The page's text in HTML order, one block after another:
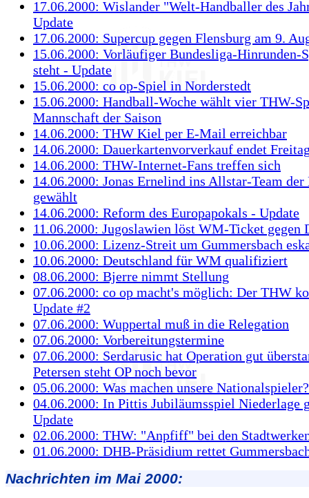
17.06.2000: Wislander "Welt-Handballer des
Update
17.06.2000: Supercup gegen Flensburg am 9.
15.06.2000: Vorläufiger Bundesliga-Hinrunden-
steht - Update
15.06.2000: co op-Spiel in Norderstedt
15.06.2000: Handball-Woche wählt vier THW-
Mannschaft der Saison
14.06.2000: THW Kiel per E-Mail erreichbar
14.06.2000: Dauerkartenvorverkauf endet
14.06.2000: THW-Internet-Fans treffen sich
14.06.2000: Jonas Ernelind ins Allstar-Team
gewählt
14.06.2000: Reform des Europapokals - Update
11.06.2000: Jugoslawien löst WM-Ticket gegen
10.06.2000: Lizenz-Streit um Gummersbach
10.06.2000: Deutschland für WM qualifiziert
08.06.2000: Bjerre nimmt Stellung
07.06.2000: co op macht's möglich: Der THW
Update #2
07.06.2000: Wuppertal muß in die Relegation
07.06.2000: Vorbereitungstermine
07.06.2000: Serdarusic hat Operation gut
Petersen steht OP noch bevor
05.06.2000: Was machen unsere Nationalspieler?
04.06.2000: In Pittis Jubiläumsspiel Niederlage
Update
02.06.2000: THW: "Anpfiff" bei den
01.06.2000: DHB-Präsidium rettet
Nachrichten im Mai 2000: